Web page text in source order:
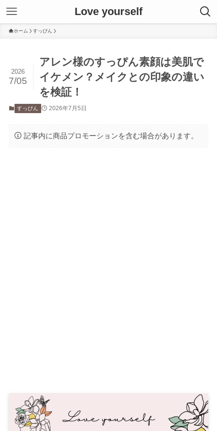
Love yourself
ホーム すっぴん
アレン様のすっぴん素顔は美肌で
イケメン？メイクとの印象の違い
を検証！
2026
7/05
すっぴん 2026年7月5日
記事内に商品プロモーションを含む場合があります。